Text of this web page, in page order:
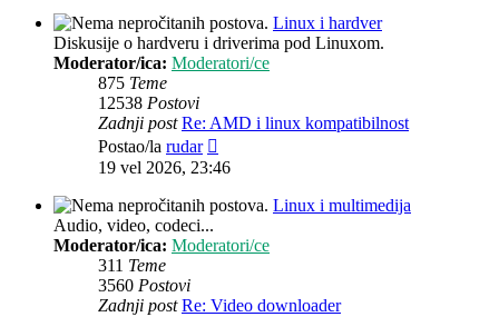
Linux i hardver
Diskusije o hardveru i driverima pod Linuxom.
Moderator/ica: Moderatori/ce
875 Teme
12538 Postovi
Zadnji post Re: AMD i linux kompatibilnost
Postao/la rudar
post
19 vel 2026, 23:46
Linux i multimedija
Audio, video, codeci...
Moderator/ica: Moderatori/ce
311 Teme
3560 Postovi
Zadnji post Re: Video downloader